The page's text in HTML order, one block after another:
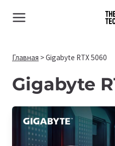
Главная >Gigabyte RTX 5060
Gigabyte